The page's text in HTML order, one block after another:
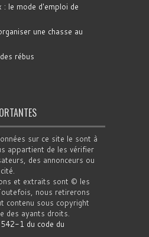
: le mode d'emploi de
une chasse au
rébus
sur ce site le sont à
appartient de les vérifier
des annonceurs ou
et extraits sont © les
nous retirerons
contenu sous copyright
des ayants droits.
1 du code du